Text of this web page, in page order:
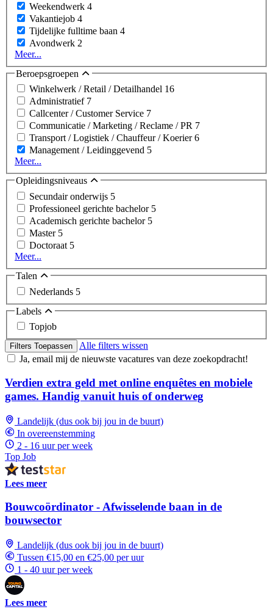
Weekendwerk 4
Vakantiejob 4
Tijdelijke fulltime baan 4
Avondwerk 2
Meer...
Beroepsgroepen
Winkelwerk / Retail / Detailhandel 16
Administratief 7
Callcenter / Customer Service 7
Communicatie / Marketing / Reclame / PR 7
Transport / Logistiek / Chauffeur / Koerier6
Management / Leidinggevend 5
Meer...
Opleidingsniveaus
Secundair onderwijs 5
Professioneel gerichte bachelor 5
Academisch gerichte bachelor 5
Master 5
Doctoraat 5
Meer...
Talen
Nederlands 5
Labels
Topjob
Filters Toepassen
Alle filters wissen
Ja, email mij de nieuwste vacatures van deze zoekopdracht!
Verdien extra geld met online enquêtes en mobiele
games. Handig vanuit huis of onderweg
Landelijk (dus ook bij jou in de buurt)
In overeenstemming
2 - 16 uur per week
Top Job
Lees meer
Bouwcoördinator - Afwisselende baan in de
bouwsector
Landelijk (dus ook bij jou in de buurt)
Tussen €15,00 en €25,00 per uur
1 - 40 uur per week
Lees meer